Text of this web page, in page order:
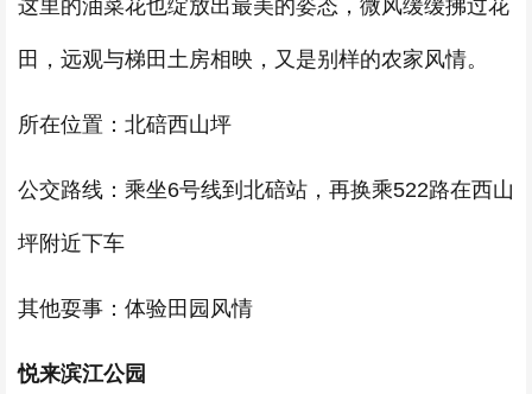
这里的油菜花也绽放出最美的姿态，微风缓缓拂过花
田，远观与梯田土房相映，又是别样的农家风情。
所在位置：北碚西山坪
公交路线：乘坐6号线到北碚站，再换乘522路在西山
坪附近下车
其他耍事：体验田园风情
悦来滨江公园